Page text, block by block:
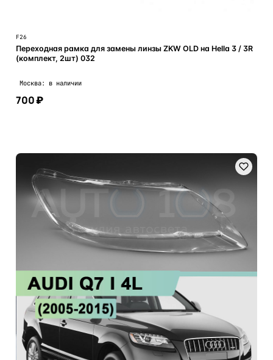
F26
Переходная рамка для замены линзы ZKW OLD на Hella 3 / 3R
(комплект, 2шт) 032
Москва: в наличии
700 ₽